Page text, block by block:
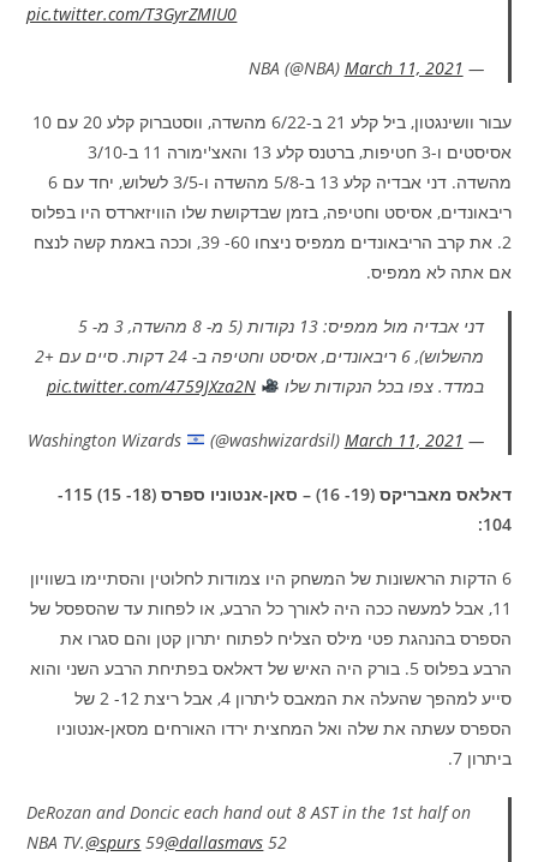
pic.twitter.com/T3GyrZMIU0
— NBA (@NBA)
March 11, 2021
עבור וושינגטון, ביל קלע 21 ב-6/22 מהשדה, ווסטברוק קלע 20 עם 10
אסיסטים ו-3 חטיפות, ברטנס קלע 13 והאצ'ימורה 11 ב-3/10
מהשדה. דני אבדיה קלע 13 ב-5/8 מהשדה ו-3/5 לשלוש, יחד עם 6
ריבאונדים, אסיסט וחטיפה, בזמן שבדקושת שלו הוויזארדס היו בפלוס
2. את קרב הריבאונדים ממפיס ניצחו 60- 39, וככה באמת קשה לנצח
אם אתה לא ממפיס.
דני אבדיה מול ממפיס: 13 נקודות (5 מ- 8 מהשדה, 3 מ- 5
מהשלוש), 6 ריבאונדים, אסיסט וחטיפה ב- 24 דקות. סיים עם +2
במדד. צפו בכל הנקודות שלו
pic.twitter.com/4759JXza2N
— Washington Wizards
(@washwizardsil) March 11, 2021
דאלאס מאבריקס (19- 16) – סאן-אנטוניו ספרס (18- 15) 115-
104:
6 הדקות הראשונות של המשחק היו צמודות לחלוטין והסתיימו בשוויון
11, אבל למעשה ככה היה לאורך כל הרבע, או לפחות עד שהספסל של
הספרס בהנהגת פטי מילס הצליח לפתוח יתרון קטן והם סגרו את
הרבע בפלוס 5. בורק היה האיש של דאלאס בפתיחת הרבע השני והוא
סייע למהפך שהעלה את המאבס ליתרון 4, אבל ריצת 12- 2 של
הספרס עשתה את שלה ואל המחצית ירדו האורחים מסאן-אנטוניו
ביתרון 7.
DeRozan and Doncic each hand out 8 AST in the 1st half on
NBA TV.@spurs 59@dallasmavs 52